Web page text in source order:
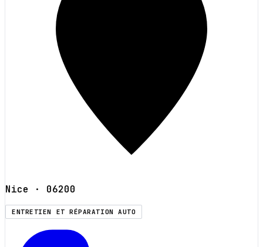
Nice · 06200
ENTRETIEN ET RÉPARATION AUTO